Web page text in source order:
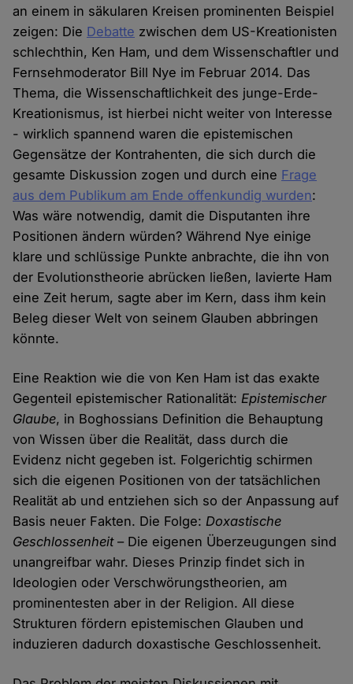
an einem in säkularen Kreisen prominenten Beispiel
zeigen: Die Debatte zwischen dem US-Kreationisten
schlechthin, Ken Ham, und dem Wissenschaftler und
Fernsehmoderator Bill Nye im Februar 2014. Das
Thema, die Wissenschaftlichkeit des junge-Erde-
Kreationismus, ist hierbei nicht weiter von Interesse
- wirklich spannend waren die epistemischen
Gegensätze der Kontrahenten, die sich durch die
gesamte Diskussion zogen und durch eine Frage
aus dem Publikum am Ende offenkundig wurden:
Was wäre notwendig, damit die Disputanten ihre
Positionen ändern würden? Während Nye einige
klare und schlüssige Punkte anbrachte, die ihn von
der Evolutionstheorie abrücken ließen, lavierte Ham
eine Zeit herum, sagte aber im Kern, dass ihm kein
Beleg dieser Welt von seinem Glauben abbringen
könnte.
Eine Reaktion wie die von Ken Ham ist das exakte
Gegenteil epistemischer Rationalität:Epistemischer
Glaube, in Boghossians Definition die Behauptung
von Wissen über die Realität, dass durch die
Evidenz nicht gegeben ist. Folgerichtig schirmen
sich die eigenen Positionen von der tatsächlichen
Realität ab und entziehen sich so der Anpassung auf
Basis neuer Fakten. Die Folge:Doxastische
Geschlossenheit– Die eigenen Überzeugungen sind
unangreifbar wahr. Dieses Prinzip findet sich in
Ideologien oder Verschwörungstheorien, am
prominentesten aber in der Religion. All diese
Strukturen fördern epistemischen Glauben und
induzieren dadurch doxastische Geschlossenheit.